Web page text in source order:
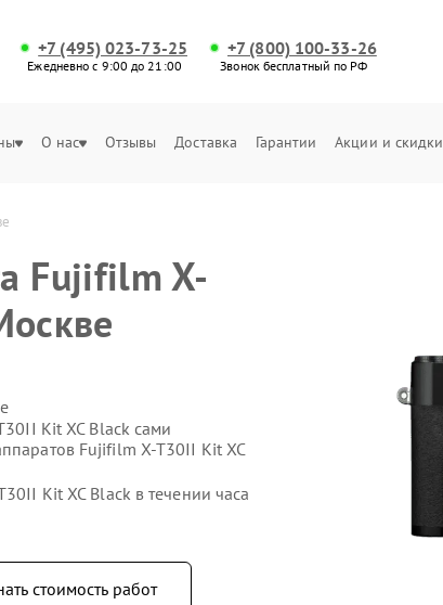
+7 (495) 023-73-25
Ежедневно с 9:00 до 21:00
+7 (800) 100-33-26
Звонок бесплатный по РФ
О нас Отзывы Доставка Гарантии Акции и скидки
Fujifilm X-
Kit XC Black сами
Fujifilm X-T30II Kit XC
Kit XC Black в течении часа
стоимость работ